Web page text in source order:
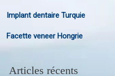
Implant dentaire Turquie
Facette veneer Hongrie
Articles récents